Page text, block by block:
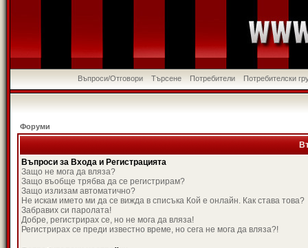
Въпроси/Отговори Търсене Потребители Потребителски
Форуми
Въпроси за Входа и Регистрацията
Защо не мога да вляза?
Защо въобще трябва да се регистрирам?
Защо излизам автоматично?
Не искам името ми да се вижда в списъка Кой е онлайн. Как става това?
Забравих си паролата!
Добре, регистрирах се, но не мога да вляза!
Регистрирах се преди известно време, но сега не мога да вляза?!